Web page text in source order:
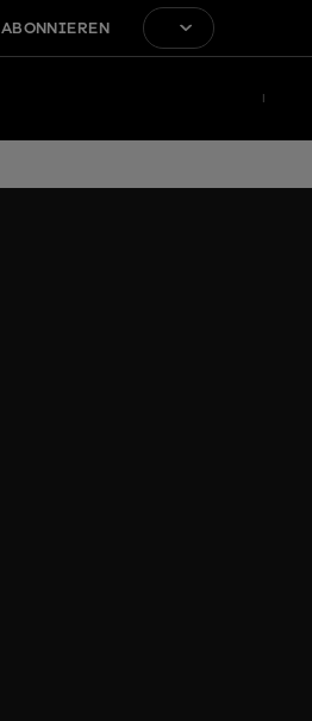
ABONNIEREN